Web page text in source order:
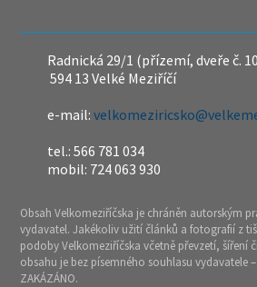
Radnická 29/1 (přízemí, dveře č.
594 13 Velké Meziříčí
e-mail:
tel.: 566 781 034
mobil: 724 063 930
Obsah Velkomeziříčska je chráněn autorským
vydavatel. Jakékoliv užití článků a fotografií z
podoby Velkomeziříčska včetně převzetí, šíření
obsahu je bez písemného souhlasu vydavatele
ZAKÁZÁNO.